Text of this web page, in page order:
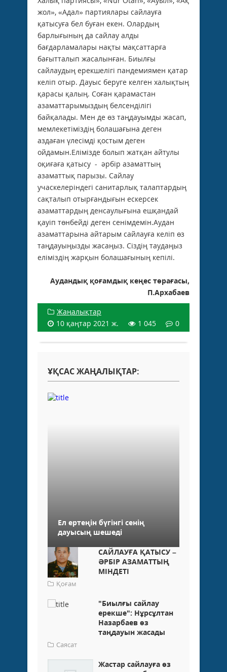
жол», «Адал» партиялары сайлауға
қатысуға бел буған екен. Олардың
барлығының да сайлау алды
бағдарламалары нақты мақсаттарға
бағытталып жасалынған. Биылғы
сайлаудың ерекшелігі пандемиямен қатар
келіп отыр. Дауыс беруге келген халықтың
қарасы қалың. Соған қарамастан
азаматтарымыздың белсенділігі
байқалады. Мен де өз таңдауымды жасап,
мемлекетіміздің болашағына деген
аздаған үлесімді қостым деген
ойдамын.Елімізде болып жатқан айтулы
оқиғаға қатысу - әрбір азаматтың
азаматтық парызы. Сайлау
учаскелеріндегі санитарлық талаптардың
сақталып отырғандығын ескерсек
азаматтардың денсаулығына ешқандай
қауіп төнбейді деген сенімдемін.Аудан
азаматтарына айтарым сайлауға келіп өз
таңдауыңызды жасаңыз. Сіздің таудаңыз
еліміздің жарқын болашағының кепілі.
Аудандық қоғамдық кеңес төрағасы,
П.Архабаев
Жаңалықтар
10 қаңтар 2021 ж.
1 045 0
ҰҚСАС ЖАҢАЛЫҚТАР:
Ел ертеңін бүгінгі сенің
дауысың шешеді
САЙЛАУҒА ҚАТЫСУ –
ӘРБІР АЗАМАТТЫҢ
МІНДЕТІ
Қоғам
"Биылғы сайлау
ерекше": Нұрсұлтан
Назарбаев өз
таңдауын жасады
Саясат
Жастар сайлауға өз